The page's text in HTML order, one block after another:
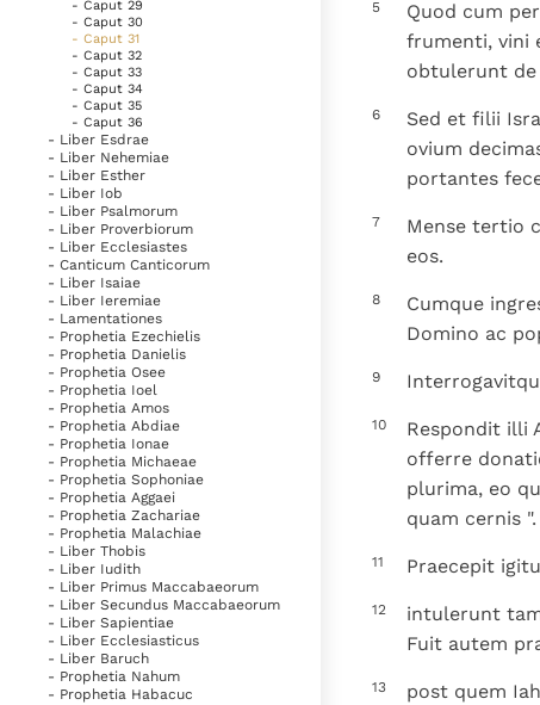
- Caput 29
- Caput 30
- Caput 31
- Caput 32
- Caput 33
- Caput 34
- Caput 35
- Caput 36
- Liber Esdrae
- Liber Nehemiae
- Liber Esther
- Liber Iob
- Liber Psalmorum
- Liber Proverbiorum
- Liber Ecclesiastes
- Canticum Canticorum
- Liber Isaiae
- Liber Ieremiae
- Lamentationes
- Prophetia Ezechielis
- Prophetia Danielis
- Prophetia Osee
- Prophetia Ioel
- Prophetia Amos
- Prophetia Abdiae
- Prophetia Ionae
- Prophetia Michaeae
- Prophetia Sophoniae
- Prophetia Aggaei
- Prophetia Zachariae
- Prophetia Malachiae
- Liber Thobis
- Liber Iudith
- Liber Primus Maccabaeorum
- Liber Secundus Maccabaeorum
- Liber Sapientiae
- Liber Ecclesiasticus
- Liber Baruch
- Prophetia Nahum
- Prophetia Habacuc
5
Quod cum
frumenti, vini
obtulerunt de
6
Sed et filii
ovium
portantes
7
Mense tertio
eos.
8
Cumque
Domino ac
9
10
Respondit illi
offerre
plurima, eo
quam cernis ".
11 Praecepit
12
intulerunt
Fuit autem
13
post quem